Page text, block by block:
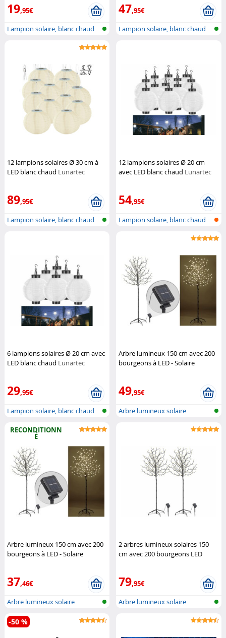
19,95€
Lampion solaire, blanc chaud
47,95€
Lampion solaire, blanc chaud
12 lampions solaires Ø 30 cm à
LED blanc chaud Lunartec
89,95€
Lampion solaire, blanc chaud
12 lampions solaires Ø 20 cm
avec LED blanc chaud Lunartec
54,95€
Lampion solaire, blanc chaud
6 lampions solaires Ø 20 cm avec
LED blanc chaud Lunartec
29,95€
Lampion solaire, blanc chaud
Arbre lumineux 150 cm avec 200
bourgeons à LED - Solaire
49,95€
Arbre lumineux solaire
RECONDITIONN
É
Arbre lumineux 150 cm avec 200
bourgeons à LED - Solaire
37,46€
Arbre lumineux solaire
2 arbres lumineux solaires 150
cm avec 200 bourgeons LED
79,95€
Arbre lumineux solaire
-50 %